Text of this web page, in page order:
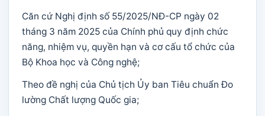
Căn cứ Nghị định số 55/2025/NĐ-CP ngày 02
tháng 3 năm 2025 của Chính phủ quy định chức
năng, nhiệm vụ, quyền hạn và cơ cấu tổ chức của
Bộ Khoa học và Công nghệ;
Theo đề nghị của Chủ tịch Ủy ban Tiêu chuẩn Đo
lường Chất lượng Quốc gia;